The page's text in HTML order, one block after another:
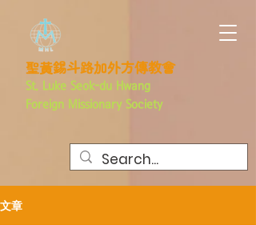
聖黃錫斗路加外方傳教會
St. Luke Seok-du Hwang
Foreign Missionary Society
文章